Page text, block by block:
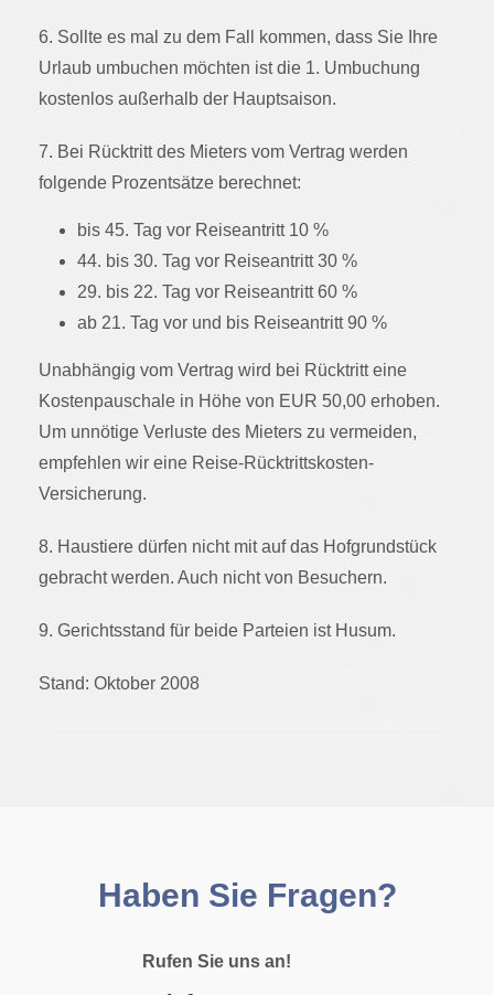
6. Sollte es mal zu dem Fall kommen, dass Sie Ihre
Urlaub umbuchen möchten ist die 1. Umbuchung
kostenlos außerhalb der Hauptsaison.
7. Bei Rücktritt des Mieters vom Vertrag werden
folgende Prozentsätze berechnet:
bis 45. Tag vor Reiseantritt 10 %
44. bis 30. Tag vor Reiseantritt 30 %
29. bis 22. Tag vor Reiseantritt 60 %
ab 21. Tag vor und bis Reiseantritt 90 %
Unabhängig vom Vertrag wird bei Rücktritt eine
Kostenpauschale in Höhe von EUR 50,00 erhoben.
Um unnötige Verluste des Mieters zu vermeiden,
empfehlen wir eine Reise-Rücktrittskosten-
Versicherung.
8. Haustiere dürfen nicht mit auf das Hofgrundstück
gebracht werden. Auch nicht von Besuchern.
9. Gerichtsstand für beide Parteien ist Husum.
Stand: Oktober 2008
Haben Sie Fragen?
Rufen Sie uns an!